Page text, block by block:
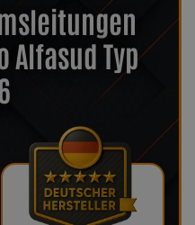
Alfasud Typ